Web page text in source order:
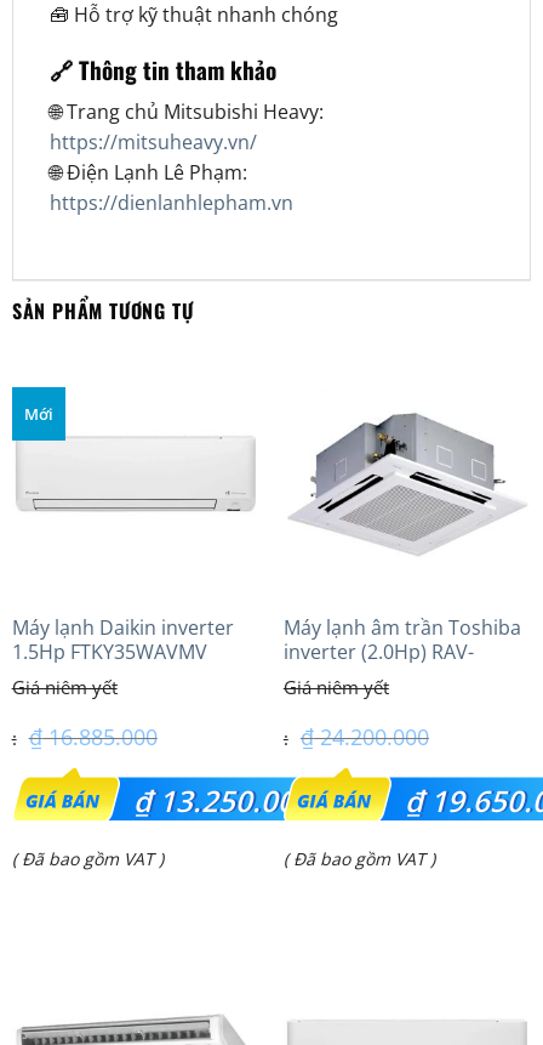
🧰 Hỗ trợ kỹ thuật nhanh chóng
🔗 Thông tin tham khảo
🌐 Trang chủ Mitsubishi Heavy:
https://mitsuheavy.vn/
🌐 Điện Lạnh Lê Phạm:
https://dienlanhlepham.vn
SẢN PHẨM TƯƠNG TỰ
Mới
Máy lạnh Daikin inverter
1.5Hp FTKY35WAVMV
₫16.885.000
Giá
gốc
là:
₫13.250.000
Giá
₫ 13.250.000.
( Đã bao gồm VAT )
Máy lạnh âm trần Toshiba
inverter (2.0Hp) RAV-
GV1801AP-V
₫24.200.000
Giá
gốc
là:
₫
Giá
₫ 19.650.000.
( Đã bao gồm VAT )